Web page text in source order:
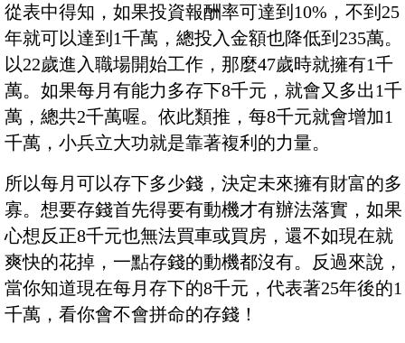
從表中得知，如果投資報酬率可達到10%，不到25
年就可以達到1千萬，總投入金額也降低到235萬。
以22歲進入職場開始工作，那麼47歲時就擁有1千
萬。如果每月有能力多存下8千元，就會又多出1千
萬，總共2千萬喔。依此類推，每8千元就會增加1
千萬，小兵立大功就是靠著複利的力量。
所以每月可以存下多少錢，決定未來擁有財富的多
寡。想要存錢首先得要有動機才有辦法落實，如果
心想反正8千元也無法買車或買房，還不如現在就
爽快的花掉，一點存錢的動機都沒有。反過來說，
當你知道現在每月存下的8千元，代表著25年後的1
千萬，看你會不會拼命的存錢！